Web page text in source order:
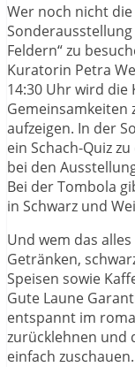
Wer noch nicht
Sonderausstellung
Feldern“ zu
Kuratorin Petra
14:30 Uhr wird
Gemeinsamkeiten
aufzeigen. In der
ein Schach-Quiz
bei den
Bei der Tombola
in Schwarz und
Und wem das
Getränken,
Speisen sowie
Gute Laune
entspannt im
zurücklehnen und
einfach zuschauen.